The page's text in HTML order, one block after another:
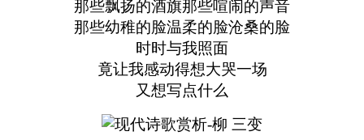
那些飘扬的酒旗那些喧闹的声音
那些幼稚的脸温柔的脸沧桑的脸
时时与我照面
竟让我感动得想大哭一场
又想写点什么